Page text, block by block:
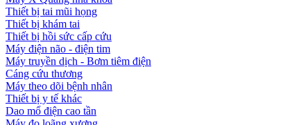
Thiết bị tai mũi họng
Thiết bị khám tai
Thiết bị hồi sức cấp cứu
Máy điện não - điện tim
Máy truyền dịch - Bơm tiêm điện
Cáng cứu thương
Máy theo dõi bệnh nhân
Thiết bị y tế khác
Dao mổ điện cao tần